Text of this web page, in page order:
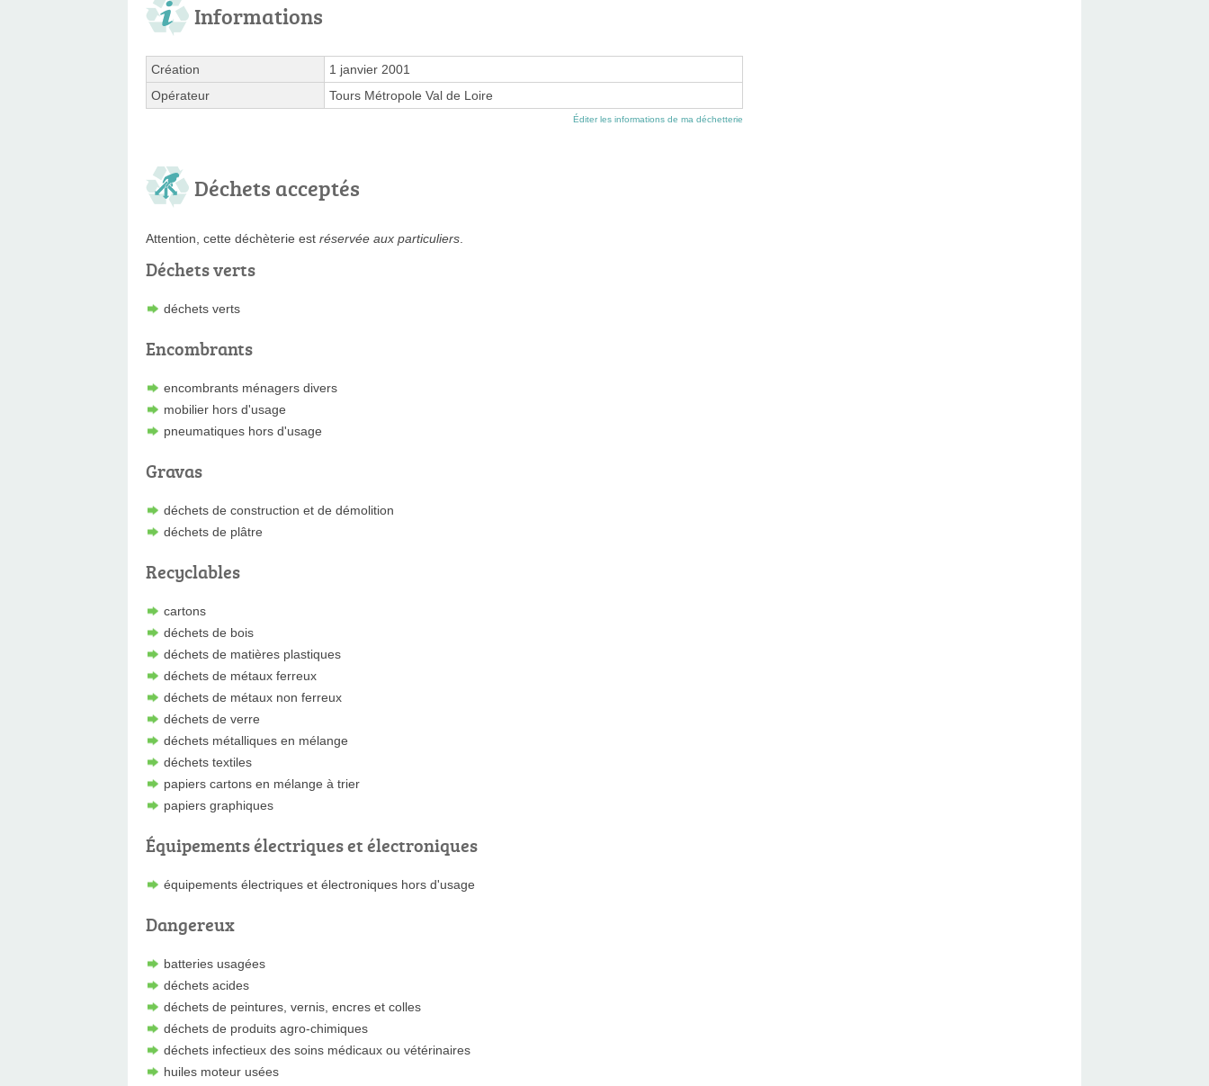
Informations
Création
1 janvier 2001
Opérateur
Tours Métropole Val de Loire
Éditer les informations de ma déchetterie
Déchets acceptés
Attention, cette déchèterie est réservée aux particuliers.
Déchets verts
déchets verts
Encombrants
encombrants ménagers divers
mobilier hors d'usage
pneumatiques hors d'usage
Gravas
déchets de construction et de démolition
déchets de plâtre
Recyclables
cartons
déchets de bois
déchets de matières plastiques
déchets de métaux ferreux
déchets de métaux non ferreux
déchets de verre
déchets métalliques en mélange
déchets textiles
papiers cartons en mélange à trier
papiers graphiques
Équipements électriques et électroniques
équipements électriques et électroniques hors d'usage
Dangereux
batteries usagées
déchets acides
déchets de peintures, vernis, encres et colles
déchets de produits agro-chimiques
déchets infectieux des soins médicaux ou vétérinaires
huiles moteur usées